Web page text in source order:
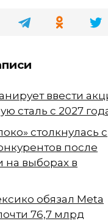
ввести
сталь с 2027
столкнулась с
после
на выборах в
обязал Meta
76,7 млрд